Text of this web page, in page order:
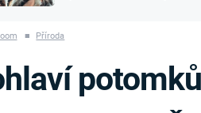
BRITSKÁ
■ Příroda